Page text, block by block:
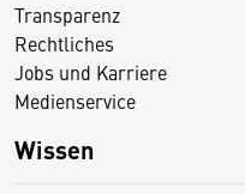
Transparenz
Rechtliches
Jobs und Karriere
Medienservice
Wissen